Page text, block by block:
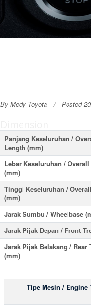
By Medy Toyota Posted
Panjang Keseluruhan /
Length (mm)
Lebar Keseluruhan / Overall
(mm)
Tinggi Keseluruhan /
(mm)
Jarak Sumbu / Wheelbase
Jarak Pijak Depan / Front
Jarak Pijak Belakang / Rear
(mm)
Tipe Mesin / Engine